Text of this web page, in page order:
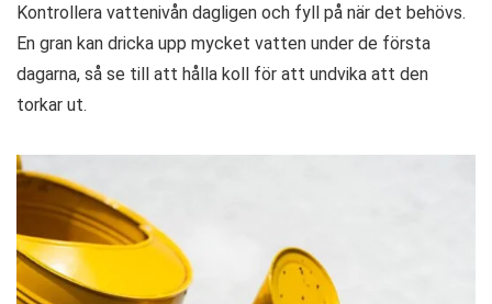
Kontrollera vattenivån dagligen och fyll på när det behövs.
En gran kan dricka upp mycket vatten under de första
dagarna, så se till att hålla koll för att undvika att den
torkar ut.